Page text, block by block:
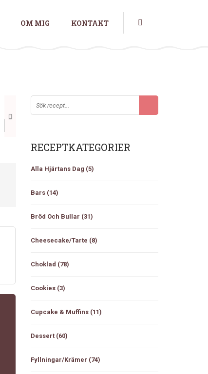
OM MIG KONTAKT
Nästa
RECEPTKATEGORIER
Alla Hjärtans Dag (5)
Bars(14)
Bröd Och Bullar (31)
Cheesecake/tarte (8)
Choklad (78)
Cookies(3)
Cupcake & Muffins(11)
Dessert(60)
Fyllningar/Krämer (74)